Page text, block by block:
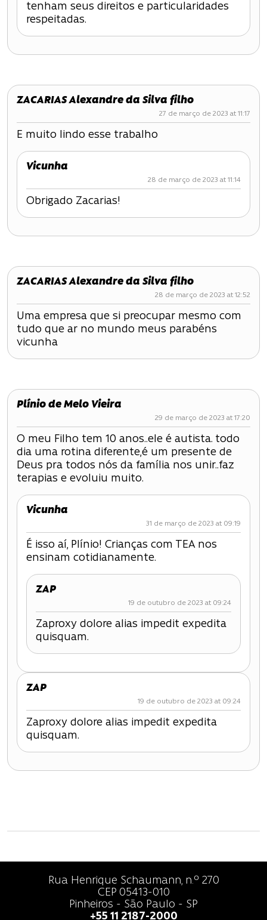
tenham seus direitos e particularidades
respeitadas.
ZACARIAS Alexandre da Silva filho
27 de março de 2023 at 11:17
E muito lindo esse trabalho
Vicunha
28 de março de 2023 at 11:14
Obrigado Zacarias!
ZACARIAS Alexandre da Silva filho
28 de março de 2023 at 12:52
Uma empresa que si preocupar mesmo com
tudo que ar no mundo meus parabéns
vicunha
Plínio de Melo Vieira
29 de março de 2023 at 17:20
O meu Filho tem 10 anos..ele é autista. todo
dia uma rotina diferente,é um presente de
Deus pra todos nós da família nos unir..faz
terapias e evoluiu muito.
Vicunha
31 de março de 2023 at 09:19
É isso aí, Plínio! Crianças com TEA nos
ensinam cotidianamente.
ZAP
19 de outubro de 2023 at 09:24
Zaproxy dolore alias impedit expedita
quisquam.
ZAP
19 de outubro de 2023 at 09:24
Zaproxy dolore alias impedit expedita
quisquam.
Rua Henrique Schaumann, n.º 270
CEP 05413-010
Pinheiros - São Paulo - SP
+55 11 2187-2000